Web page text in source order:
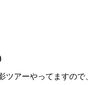
ツアーやってますので、